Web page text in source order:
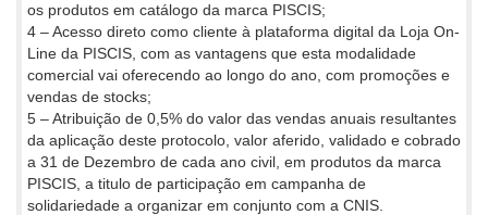
os produtos em catálogo da marca PISCIS;
4 – Acesso direto como cliente à plataforma digital da Loja On-
Line da PISCIS, com as vantagens que esta modalidade
comercial vai oferecendo ao longo do ano, com promoções e
vendas de stocks;
5 – Atribuição de 0,5% do valor das vendas anuais resultantes
da aplicação deste protocolo, valor aferido, validado e cobrado
a 31 de Dezembro de cada ano civil, em produtos da marca
PISCIS, a titulo de participação em campanha de
solidariedade a organizar em conjunto com a CNIS.